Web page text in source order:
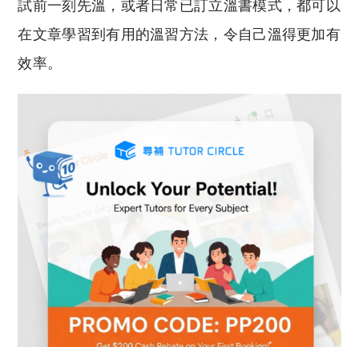
k
p
試前一刻先溫，或者日常已訂立溫書模式，都可以
在文章學習到有用的溫習方法，令自己溫得更加有
效率。